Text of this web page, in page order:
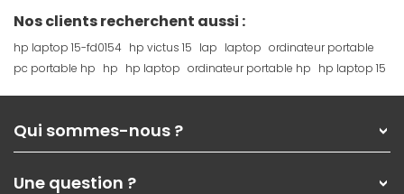
Nos clients recherchent aussi :
hp laptop 15-fd0154 hp victus 15 lap laptop ordinateur portable
pc portable hp hp hp laptop ordinateur portable hp hp laptop 15
Qui sommes-nous ?
Nos services
Une question ?